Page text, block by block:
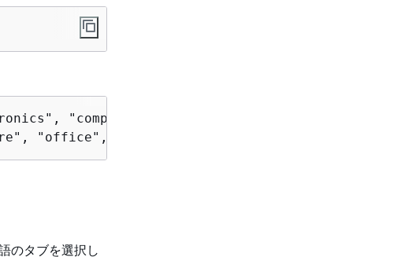
"office", "workspace" ] }
のタブを選択し